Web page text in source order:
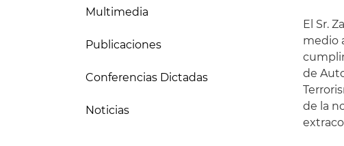
Multimedia
Publicaciones
Conferencias Dictadas
Noticias
El Sr.
medio
de
de la